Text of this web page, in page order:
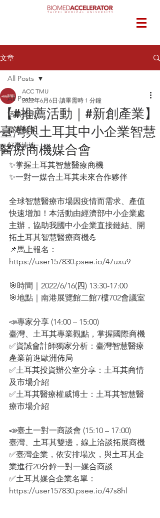
文章
All Posts
活動資訊
精選報導
好事連連
All Posts
【#推薦活動｜#新創產業】
臺灣與土耳其中小企業智慧
醫療商機媒合會
ACC TMU
2022年6月6日 讀畢需時 1 分鐘
✨掌握土耳其智慧醫療商機
✨一對一媒合土耳其未來合作夥伴
全球智慧醫療市場因疫情而需求、產值
快速增加！本活動由經濟部中小企業處
主辦，協助我國中小企業直接鏈結、開
拓土耳其智慧醫療商機💪
📌馬上報名：
https://user157830.psee.io/47uxu9
🎯時間｜2022/6/16(四) 13:30-17:00
🎯地點｜南港展覽館二館7樓702會議室
📣專家分享 (14:00 – 15:00)
臺灣、土耳其專業觀點，掌握國際商機
✅資誠會計師獨家分析：臺灣智慧醫療
產業前進歐洲佈局
✅土耳其投資辦公室分享：土耳其商情
及市場介紹
✅土耳其醫療權威博士：土耳其智慧醫
療市場介紹
📣臺土一對一商談會 (15:10 – 17:00)
臺灣、土耳其雙邊，線上洽談拓展商機
✅臺灣企業，依安排場次，與土耳其企
業進行20分鐘一對一媒合商談
✅土耳其媒合企業名單：
https://user157830.psee.io/47s8hl